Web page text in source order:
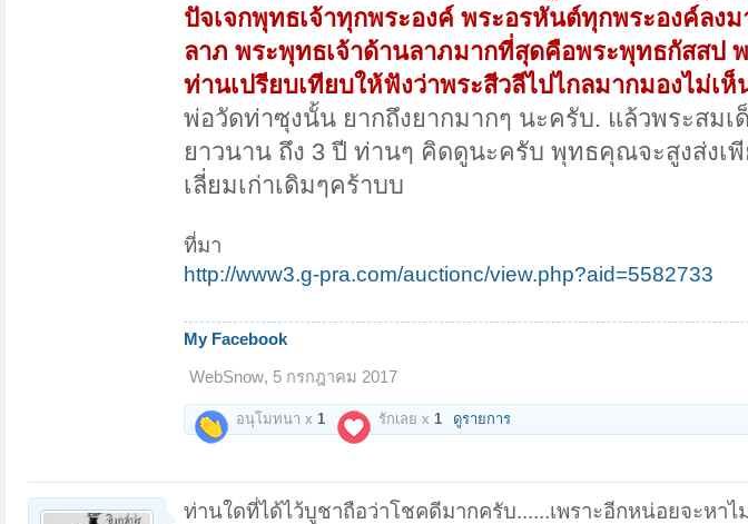
ปัจเจกพุทธเจ้าทุกพระองค์ พระอรหันต์ทุกพระองค์ลง
ลาภ พระพุทธเจ้าด้านลาภมากที่สุดคือพระพุทธกัสสป
ท่านเปรียบเทียบให้ฟังว่าพระสีวลีไปไกลมากมองไม่เห็
พ่อวัดท่าซุงนั้น ยากถึงยากมากๆ นะครับ. แล้วพระสมเ
ยาวนาน ถึง 3 ปี ท่านๆ คิดดูนะครับ พุทธคุณจะสูงส่งเ
เลี่ยมเก่าเดิมๆคร้าบบ
ที่มา
http://www3.g-pra.com/auctionc/view.php?aid=5582733
My Facebook
WebSnow, 5 กรกฎาคม 2017
อนุโมทนา x 1 รักเลย x 1 ดูรายการ
ท่านใดที่ได้ไว้บูชาถือว่าโชคดีมากครับ......เพราะอีกหน่อยจะหาไ